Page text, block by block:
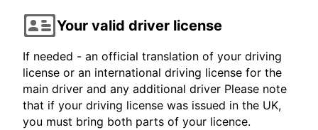
Your valid driver license
If needed - an official translation of your driving
license or an international driving license for the
main driver and any additional driver Please note
that if your driving license was issued in the UK,
you must bring both parts of your licence.